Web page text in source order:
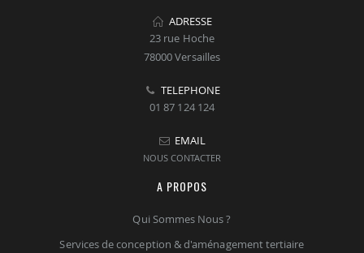
ADRESSE
23 rue Hoche
78000 Versailles
TELEPHONE
01 87 124 124
EMAIL
NOUS CONTACTER
A PROPOS
Qui Sommes Nous ?
Services de conception & d'aménagement tertiaire